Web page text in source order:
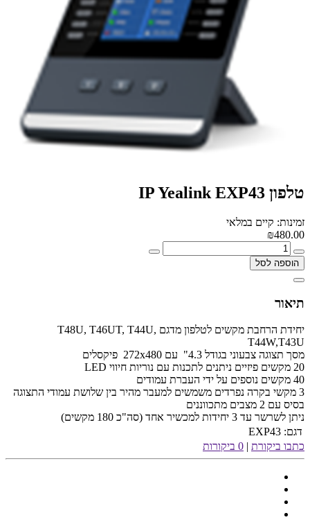
טלפון IP Yealink EXP43
זמינות: קיים במלאי
₪480.00
הוספה לסל
תיאור
יחידת הרחבת מקשים לטלפון מדגם T48U, T46UT, T44U,
T44W,T43U
מסך תצוגה צבעוני בגודל 4.3" עם 272x480 פיקסלים
20 מקשים פיזיים ניתנים לתכנות עם נוריות חיווי LED
40 מקשים נוספים על ידי העברת עמודים
3 מקשי בקרה נפרדים משמשים למעבר מהיר בין שלושת עמודי התצוגה
בסיס עם 2 מצבים מתכווננים
ניתן לשרשר עד 3 יחידות למכשיר אחד (סה"כ 180 מקשים)
דגם: EXP43
כתבו ביקורת | 0 ביקורות